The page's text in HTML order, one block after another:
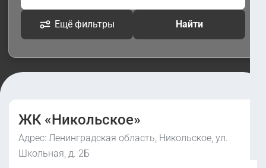
Ещё фильтры Найти
ЖК «Никольское»
Адрес: Ленинградская область, Никольское, ул.
Школьная, д. 2Б